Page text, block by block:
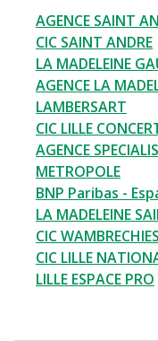
AGENCE SAINT
CIC SAINT ANDRE
LA MADELEINE
AGENCE LA
LAMBERSART
CIC LILLE
AGENCE
METROPOLE
BNP Paribas -
LA MADELEINE
CIC WAMBRECHIES
CIC LILLE
LILLE ESPACE PRO